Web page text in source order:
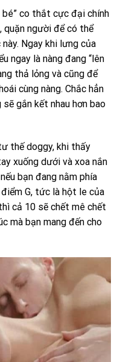
co thắt cực đại chính
quặn người để có thể
Ngay khi lưng của
ngay là nàng đang “lên
thả lỏng và cũng để
cùng nàng. Chắc hẳn
sẽ gắn kết nhau hơn bao
thế doggy, khi thấy
xuống dưới và xoa nắn
bạn đang nằm phía
G, tức là hột le của
cả 10 sẽ chết mê chết
mà bạn mang đến cho